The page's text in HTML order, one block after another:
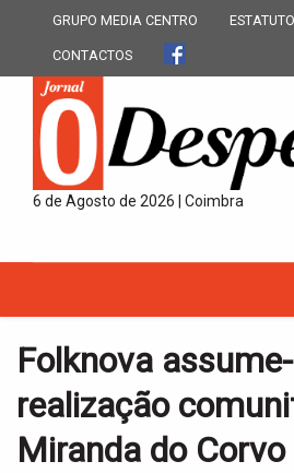
GRUPO MEDIA CENTRO
CONTACTOS
6 de Agosto de 2026 | Coimbra
Folknova
realização
Miranda do Corvo